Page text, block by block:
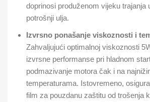
doprinosi produženom vijeku trajanja
potrošnji ulja.
Izvrsno ponašanje viskoznosti i
Zahvaljujući optimalnoj viskoznosti
izvrsne performanse pri hladnom
podmazivanje motora čak i na
temperaturama. Istovremeno,
film za pouzdanu zaštitu od trošenja